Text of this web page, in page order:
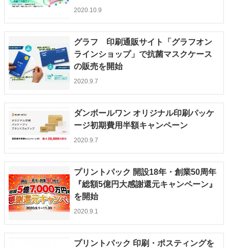
2020.10.9
グラフ 印刷通販サイト「グラフオン
ラインショップ」で抗菌マスクケース
の販売を開始
2020.9.7
ダンボールワン オリジナル印刷パッケ
ージ初期費用半額キャンペーン
2020.9.7
プリントパック 開設18年・創業50周年
『総額5億円大感謝還元キャンペーン』
を開始
2020.9.1
プリントパック 印刷・ポスティングを